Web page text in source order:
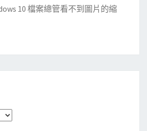
10 檔案總管看不到圖片的縮